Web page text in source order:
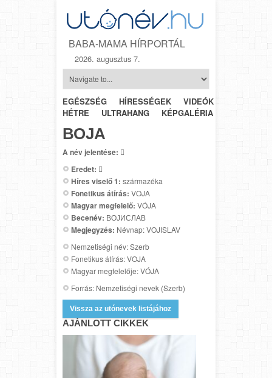
BABA-MAMA HÍRPORTÁL
2026. augusztus 7.
EGÉSZSÉG HÍRESSÉGEK VIDEÓK
HÉTRŐL-
HÉTRE
ULTRAHANG KÉPGALÉRIA
ВОЈА
A név jelentése: 
Eredet: 
Híres viselő 1: származéka
Fonetikus átírás: VOJA
Magyar megfelelő: VÓJA
Becenév: ВОЈИСЛАВ
Megjegyzés: Névnap: VOJISLAV
Nemzetiségi név: Szerb
Fonetikus átírás: VOJA
Magyar megfelelője: VÓJA
Forrás: Nemzetiségi nevek (Szerb)
Vissza az utónevek listájához
AJÁNLOTT CIKKEK